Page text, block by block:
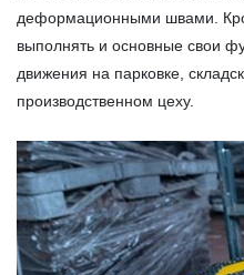
деформационными швами.
выполнять и основные свои
движения на парковке,
производственном цеху.